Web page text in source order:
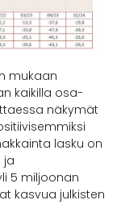
mukaan
kaikilla osa-
näkymät
lasku on
ja
5 miljoonan
kasvua julkisten